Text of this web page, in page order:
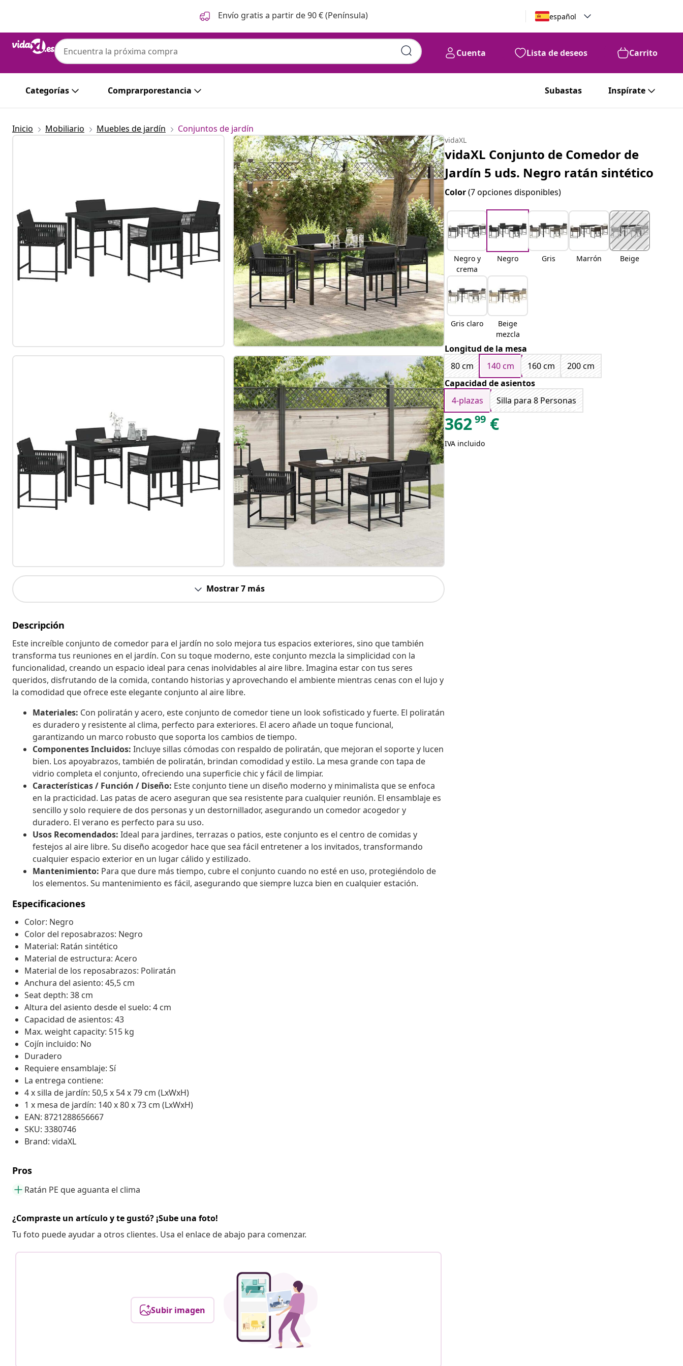
Envío gratis a partir de 90 € (Península) español
Cuenta Lista de deseos Carrito
Categorías Comprarporestancia Subastas Inspírate
Inicio Mobiliario Muebles de jardín Conjuntos de jardín
Mostrar 7 más
Descripción
Este increíble conjunto de comedor para el jardín no solo mejora tus espacios exteriores, sino que también
transforma tus reuniones en el jardín. Con su toque moderno, este conjunto mezcla la simplicidad con la
funcionalidad, creando un espacio ideal para cenas inolvidables al aire libre. Imagina estar con tus seres
queridos, disfrutando de la comida, contando historias y aprovechando el ambiente mientras cenas con el lujo y
la comodidad que ofrece este elegante conjunto al aire libre.
Materiales: Con poliratán y acero, este conjunto de comedor tiene un look sofisticado y fuerte. El poliratán
es duradero y resistente al clima, perfecto para exteriores. El acero añade un toque funcional,
garantizando un marco robusto que soporta los cambios de tiempo.
Componentes Incluidos: Incluye sillas cómodas con respaldo de poliratán, que mejoran el soporte y lucen
bien. Los apoyabrazos, también de poliratán, brindan comodidad y estilo. La mesa grande con tapa de
vidrio completa el conjunto, ofreciendo una superficie chic y fácil de limpiar.
Características / Función / Diseño: Este conjunto tiene un diseño moderno y minimalista que se enfoca
en la practicidad. Las patas de acero aseguran que sea resistente para cualquier reunión. El ensamblaje es
sencillo y solo requiere de dos personas y un destornillador, asegurando un comedor acogedor y
duradero. El verano es perfecto para su uso.
Usos Recomendados: Ideal para jardines, terrazas o patios, este conjunto es el centro de comidas y
festejos al aire libre. Su diseño acogedor hace que sea fácil entretener a los invitados, transformando
cualquier espacio exterior en un lugar cálido y estilizado.
Mantenimiento: Para que dure más tiempo, cubre el conjunto cuando no esté en uso, protegiéndolo de
los elementos. Su mantenimiento es fácil, asegurando que siempre luzca bien en cualquier estación.
Especificaciones
Color: Negro
Color del reposabrazos: Negro
Material: Ratán sintético
Material de estructura: Acero
Material de los reposabrazos: Poliratán
Anchura del asiento: 45,5 cm
Seat depth: 38 cm
Altura del asiento desde el suelo: 4 cm
Capacidad de asientos: 43
Max. weight capacity: 515 kg
Cojín incluido: No
Duradero
Requiere ensamblaje: Sí
La entrega contiene:
4 x silla de jardín: 50,5 x 54 x 79 cm (LxWxH)
1 x mesa de jardín: 140 x 80 x 73 cm (LxWxH)
EAN: 8721288656667
SKU: 3380746
Brand: vidaXL
Pros
Ratán PE que aguanta el clima
¿Compraste un artículo y te gustó? ¡Sube una foto!
Tu foto puede ayudar a otros clientes. Usa el enlace de abajo para comenzar.
Subir imagen
vidaXL
vidaXL Conjunto de Comedor de
Jardín 5 uds. Negro ratán sintético
Color(7 opciones disponibles)
Negro y
crema
Negro Gris Marrón Beige
Gris claro
Beige
mezcla
Longitud de la mesa
80 cm
140 cm 160 cm
200 cm
Capacidad de asientos
4-plazas
Silla para 8 Personas
36299 €
IVA incluido